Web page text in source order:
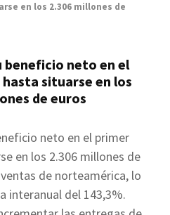
en los 2.306 millones de
beneficio neto en el
situarse en los
de euros
neto en el primer
en los 2.306 millones de
de norteamérica, lo
interanual del 143,3%.